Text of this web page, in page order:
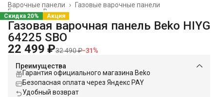
Газовые варочные панели
Варочные панели
›
Встраиваемая техника
Главная ›
Скидка 20% Акция
Газовая варочная панель Beko HIYG
64225 SBO
22 499 ₽32 490 ₽−31%
Преимущества
Гарантия официального магазина Beko
Безопасная оплата через Яндекс PAY
Удобный возврат